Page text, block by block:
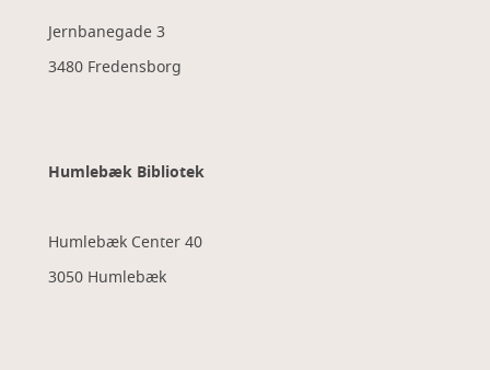
Jernbanegade 3
3480 Fredensborg
Humlebæk Bibliotek
Humlebæk Center 40
3050 Humlebæk